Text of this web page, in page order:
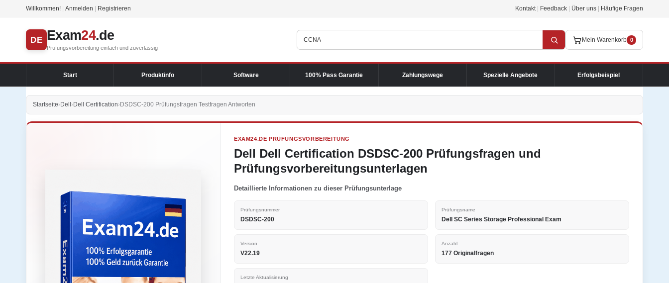
Willkommen! Anmelden Registrieren Kontakt Feedback Über uns Häufige Fragen
DE Exam24.de
Prüfungsvorbereitung einfach und zuverlässig
Mein Warenkorb 0
Start Produktinfo Software 100% Pass Garantie Zahlungswege Spezielle Angebote Erfolgsbeispiel
Startseite›Dell ›Dell Certification›DSDSC-200 Prüfungsfragen Testfragen Antworten
EXAM24.DE PRÜFUNGSVORBEREITUNG
Dell Dell Certification DSDSC-200 Prüfungsfragen und
Prüfungsvorbereitungsunterlagen
Detaillierte Informationen zu dieser Prüfungsunterlage
Prüfungsnummer
DSDSC-200
Prüfungsname
Dell SC Series Storage Professional Exam
Version
V22.19
Anzahl
177 Originalfragen
Letzte Aktualisierung